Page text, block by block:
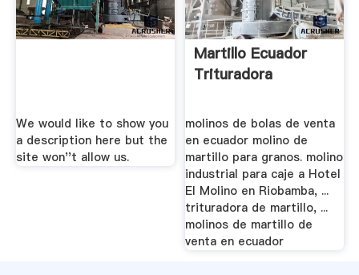
We would like to show you
a description here but the
site won''t allow us.
Martillo Ecuador
Trituradora
molinos de bolas de venta
en ecuador molino de
martillo para granos. molino
industrial para caje a Hotel
El Molino en Riobamba, ...
trituradora de martillo, ...
molinos de martillo de
venta en ecuador